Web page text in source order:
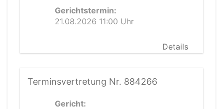
Gerichtstermin:
21.08.2026 11:00 Uhr
Details
Terminsvertretung Nr. 884266
Gericht: